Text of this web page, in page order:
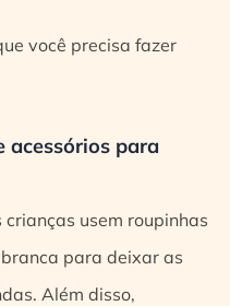
você precisa fazer
acessórios para
crianças usem roupinhas
para deixar as
Além disso,